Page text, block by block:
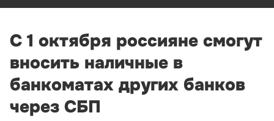
С 1 октября россияне смогут
вносить наличные в
банкоматах других банков
через СБП